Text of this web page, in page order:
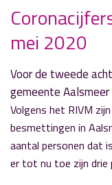
« Vorig nieuwsbericht
CRASH-
17 mei 2020
» Volgend
Ongeval De
17 mei 2020
mei 2020
Voor de tweede
gemeente
Volgens het RIVM
besmettingen in
aantal personen dat
er tot nu toe zijn drie